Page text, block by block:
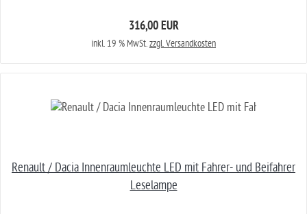
316,00 EUR
inkl. 19 % MwSt.zzgl. Versandkosten
Renault / Dacia Innenraumleuchte LED mit Fahrer- und Beifahrer
Leselampe